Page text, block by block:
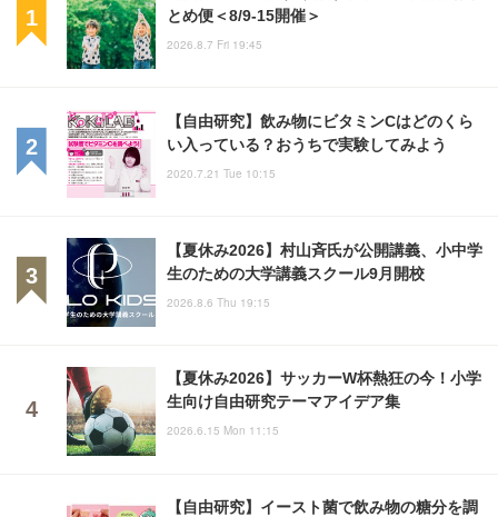
とめ便＜8/9-15開催＞
2026.8.7 Fri 19:45
【自由研究】飲み物にビタミンCはどのくら
い入っている？おうちで実験してみよう
2020.7.21 Tue 10:15
【夏休み2026】村山斉氏が公開講義、小中学
生のための大学講義スクール9月開校
2026.8.6 Thu 19:15
【夏休み2026】サッカーW杯熱狂の今！小学
生向け自由研究テーマアイデア集
2026.6.15 Mon 11:15
【自由研究】イースト菌で飲み物の糖分を調